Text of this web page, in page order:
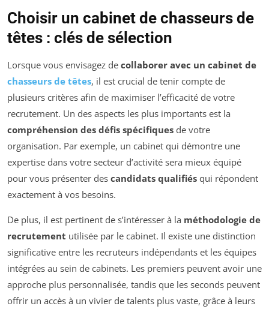
Choisir un cabinet de chasseurs de
têtes : clés de sélection
Lorsque vous envisagez de collaborer avec un cabinet de
chasseurs de têtes, il est crucial de tenir compte de
plusieurs critères afin de maximiser l’efficacité de votre
recrutement. Un des aspects les plus importants est la
compréhension des défis spécifiques de votre
organisation. Par exemple, un cabinet qui démontre une
expertise dans votre secteur d’activité sera mieux équipé
pour vous présenter des candidats qualifiés qui répondent
exactement à vos besoins.
De plus, il est pertinent de s’intéresser à la méthodologie de
recrutement utilisée par le cabinet. Il existe une distinction
significative entre les recruteurs indépendants et les équipes
intégrées au sein de cabinets. Les premiers peuvent avoir une
approche plus personnalisée, tandis que les seconds peuvent
offrir un accès à un vivier de talents plus vaste, grâce à leurs